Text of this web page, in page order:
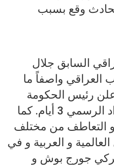
وقع بسبب
السابق جلال
العراقي واصفاً ما
رئيس الحكومة
ابراهيم الجعفري الحداد الرسمي 3 أيام. كما
و التعاطف من مختلف
و العربية و في
جورج بوش و